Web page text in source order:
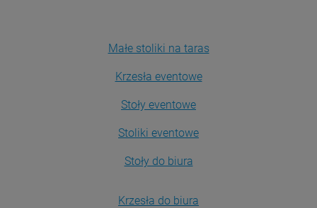
Małe stoliki na taras
Krzesła eventowe
Stoły eventowe
Stoliki eventowe
Stoły do biura
Krzesła do biura